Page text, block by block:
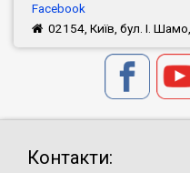
Facebook
02154, Київ, бул. І.
Контакти: